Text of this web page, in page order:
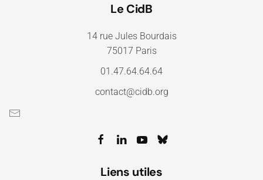
Le CidB
14 rue Jules Bourdais
75017 Paris
01.47.64.64.64
contact@cidb.org
Liens utiles